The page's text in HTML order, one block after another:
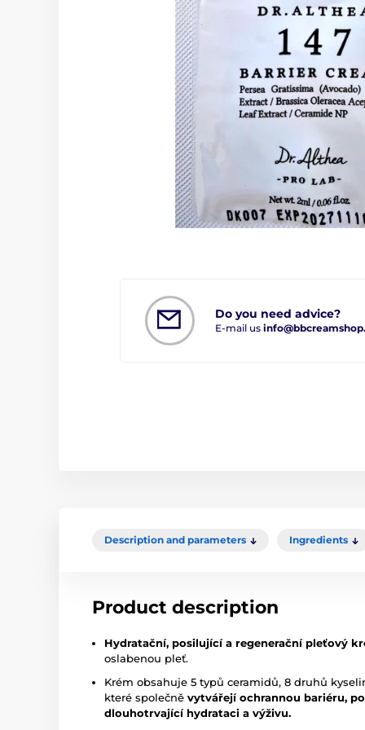
Do you need advice?
E-mail us
Description and parameters Ingredients
Product description
Hydratační, posilující a regenerační pleťový
oslabenou pleť.
Krém obsahuje 5 typů ceramidů, 8 druhů
které společně vytvářejí ochrannou bariéru,
dlouhotrvající hydrataci a výživu.